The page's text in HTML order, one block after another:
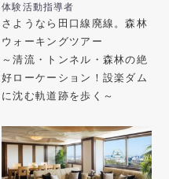
体験活動指導者
さようなら田口線廃線。森林
ウォーキングツアー
～清流・トンネル・森林の絶
好ローケーション！設楽ダム
に沈む軌道跡を歩く～